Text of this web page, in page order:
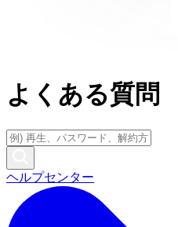
よくある質問
ヘルプセンター